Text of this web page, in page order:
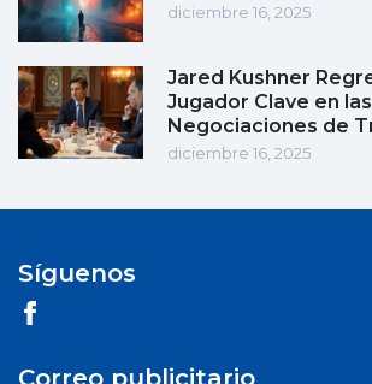
diciembre 16, 2025
Jared Kushner
Jugador Clave en las
Negociaciones de
diciembre 16, 2025
Síguenos